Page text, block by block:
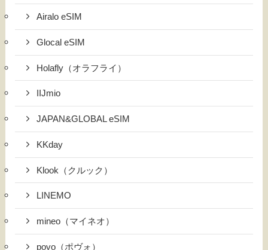
Airalo eSIM
Glocal eSIM
Holafly（オラフライ）
IIJmio
JAPAN&GLOBAL eSIM
KKday
Klook（クルック）
LINEMO
mineo（マイネオ）
povo（ポヴォ）